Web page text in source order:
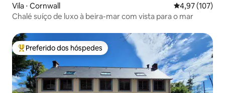
Vila ⋅ Cornwall 4,97 de uma
4,97 (107)
Chalé suíço de luxo à beira-mar com vista para o mar
Entre os melhores preferidos dos hóspedes
Preferido dos hóspedes